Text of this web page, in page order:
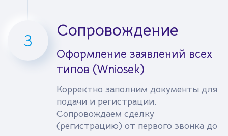
3
Сопровождение
Оформление заявлений всех
типов (Wniosek)
Корректно заполним документы для
подачи и регистрации.
Сопровождаем сделку
(регистрацию) от первого звонка до